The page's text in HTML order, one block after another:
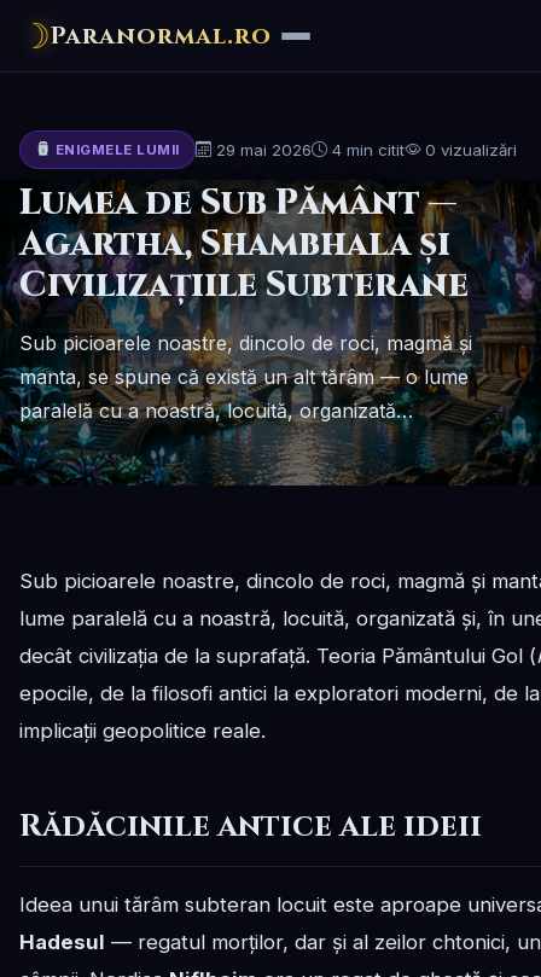
☽Paranormal.ro
ENIGMELE LUMII 29 mai 2026 4 min citit 0 vizualizări
Lumea de Sub Pământ —
Agartha, Shambhala și
Civilizațiile Subterane
Sub picioarele noastre, dincolo de roci, magmă și
manta, se spune că există un alt tărâm — o lume
paralelă cu a noastră, locuită, organizată…
Sub picioarele noastre, dincolo de roci, magmă și
lume paralelă cu a noastră, locuită, organizată și, în
decât civilizația de la suprafață. Teoria Pământului Gol (
epocile, de la filosofi antici la exploratori moderni, de
implicații geopolitice reale.
Rădăcinile antice ale ideii
Ideea unui tărâm subteran locuit este aproape
Hadesul — regatul morților, dar și al zeilor chtonici,